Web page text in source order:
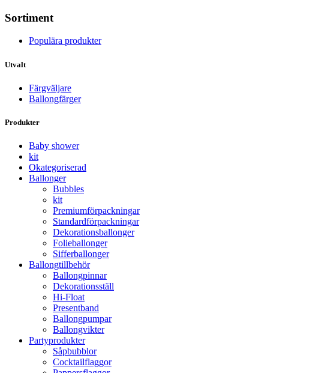
Sortiment
Populära produkter
Utvalt
Färgväljare
Ballongfärger
Produkter
Baby shower
kit
Okategoriserad
Ballonger
Bubbles
kit
Premium­förpackningar
Standard­­förpackningar
Dekorations­ballonger
Folie­­­ballonger
Siffer­­ballonger
Ballong­tillbehör
Ballongpinnar
Dekorationsställ
Hi-Float
Presentband
Ballongpumpar
Ballong­vikter
Party­­produkter
Såpbubblor
Cocktail­flaggor